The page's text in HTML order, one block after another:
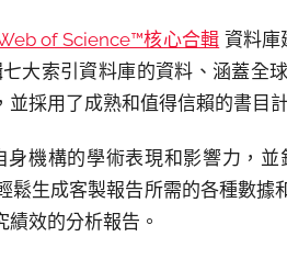
of Science™核心合輯 資料庫
大索引資料庫的資料、涵蓋全
並採用了成熟和值得信賴的書目
身機構的學術表現和影響力，
鬆生成客製報告所需的各種數據
效的分析報告。